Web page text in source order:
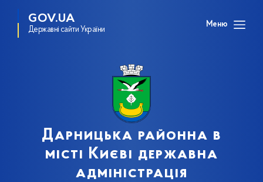
GOV.UA
Державні сайти України
Меню
Дарницька районна в
місті Києві державна
адміністрація